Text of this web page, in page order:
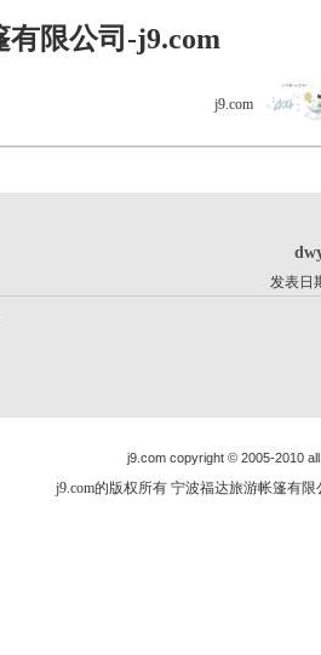
限公司-j9.com
j9.com
发表日
j9.com copyright © 2005-2010
j9.com的版权所有 宁波福达旅游帐篷有